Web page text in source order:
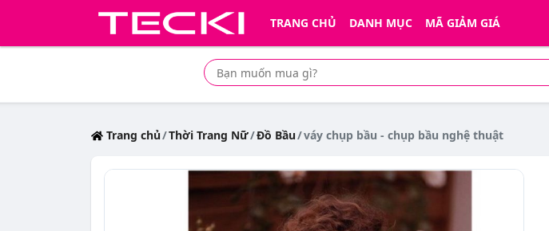
TRANG CHỦ DANH MỤC MÃ GIẢM GIÁ
Tìm mua sản phẩm giá rẻ nhất
Trang chủ Thời Trang Nữ Đồ Bầu váy chụp bầu - chụp bầu nghệ thuật